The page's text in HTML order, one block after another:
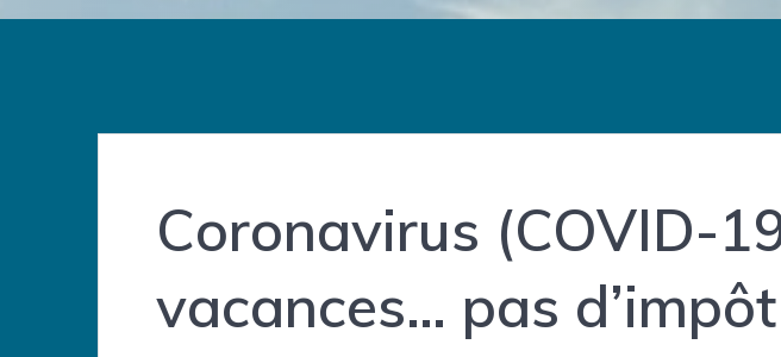
Coronavirus (COVID-
vacances… pas